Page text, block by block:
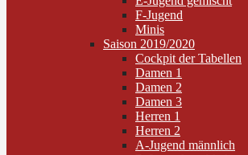
F-Jugend
Minis
Saison 2019/2020
Cockpit der Tabellen
Damen 1
Damen 2
Damen 3
Herren 1
Herren 2
A-Jugend männlich